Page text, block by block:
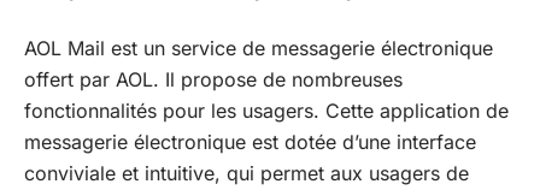
AOL Mail est un service de messagerie électronique
offert par AOL. Il propose de nombreuses
fonctionnalités pour les usagers. Cette application de
messagerie électronique est dotée d’une interface
conviviale et intuitive, qui permet aux usagers de